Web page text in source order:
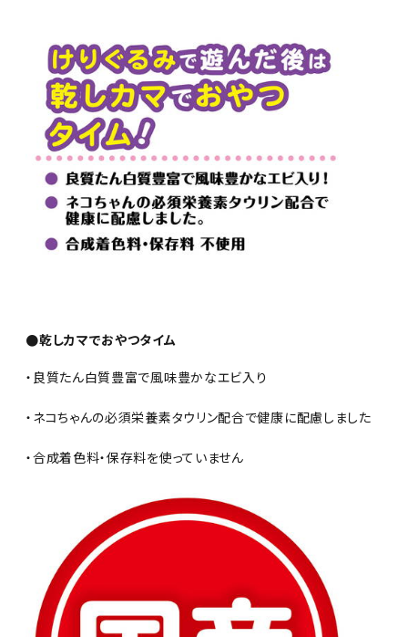
●乾しカマでおやつタイム
・良質たん白質豊富で風味豊かなエビ入り
・ネコちゃんの必須栄養素タウリン配合で健康に配慮しました
・合成着色料・保存料を使っていません